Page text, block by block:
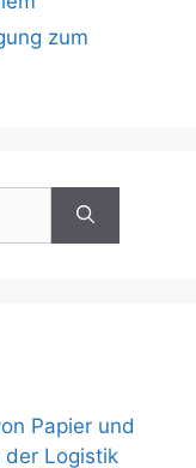
zum
Papier und
der Logistik